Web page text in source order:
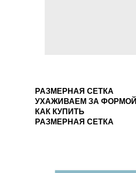
РАЗМЕРНАЯ СЕТКА
УХАЖИВАЕМ ЗА ФОРМОЙ
КАК КУПИТЬ
РАЗМЕРНАЯ СЕТКА